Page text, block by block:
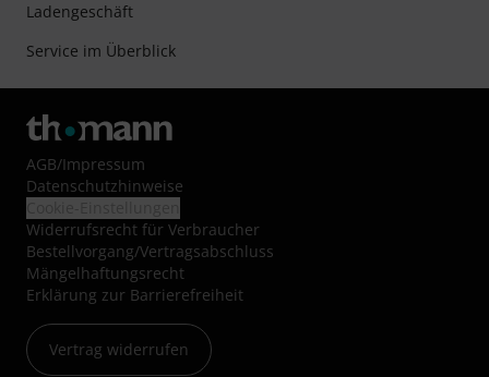
Ladengeschäft
Service im Überblick
AGB/Impressum
Datenschutzhinweise
Widerrufsrecht für Verbraucher
Bestellvorgang/Vertragsabschluss
Mängelhaftungsrecht
Erklärung zur Barrierefreiheit
Vertrag widerrufen